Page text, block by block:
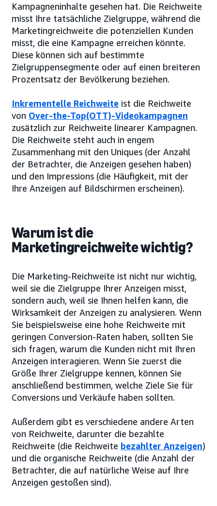
Kampagneninhalte gesehen hat. Die Reichweite
misst Ihre tatsächliche Zielgruppe, während die
Marketingreichweite die potenziellen Kunden
misst, die eine Kampagne erreichen könnte.
Diese können sich auf bestimmte
Zielgruppensegmente oder auf einen breiteren
Prozentsatz der Bevölkerung beziehen.
Inkrementelle Reichweite ist die Reichweite
von Over-the-Top(OTT)-Videokampagnen
zusätzlich zur Reichweite linearer Kampagnen.
Die Reichweite steht auch in engem
Zusammenhang mit den Uniques (der Anzahl
der Betrachter, die Anzeigen gesehen haben)
und den Impressions (die Häufigkeit, mit der
Ihre Anzeigen auf Bildschirmen erscheinen).
Warum ist die
Marketingreichweite wichtig?
Die Marketing-Reichweite ist nicht nur wichtig,
weil sie die Zielgruppe Ihrer Anzeigen misst,
sondern auch, weil sie Ihnen helfen kann, die
Wirksamkeit der Anzeigen zu analysieren. Wenn
Sie beispielsweise eine hohe Reichweite mit
geringen Conversion-Raten haben, sollten Sie
sich fragen, warum die Kunden nicht mit Ihren
Anzeigen interagieren. Wenn Sie zuerst die
Größe Ihrer Zielgruppe kennen, können Sie
anschließend bestimmen, welche Ziele Sie für
Conversions und Verkäufe haben sollten.
Außerdem gibt es verschiedene andere Arten
von Reichweite, darunter die bezahlte
Reichweite (die Reichweite bezahlter Anzeigen)
und die organische Reichweite (die Anzahl der
Betrachter, die auf natürliche Weise auf Ihre
Anzeigen gestoßen sind).